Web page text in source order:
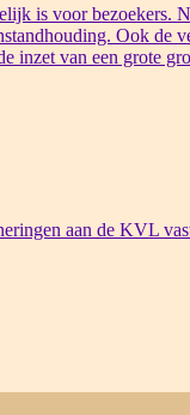
is voor bezoekers.
Ook de
inzet van een grote
aan de KVL